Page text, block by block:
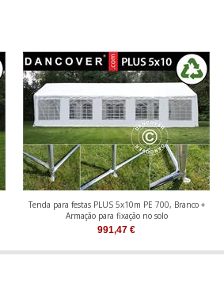
Tenda para festas PLUS 5x10m PE 700, Branco +
Armação para fixação no solo
991,47 €